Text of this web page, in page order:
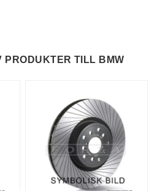
PRODUKTER TILL BMW